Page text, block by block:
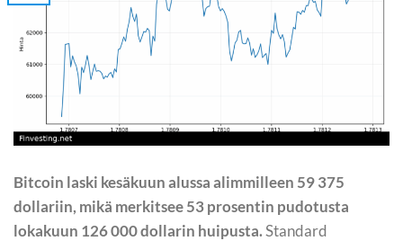
Bitcoin laski kesäkuun alussa alimmilleen 59 375
dollariin, mikä merkitsee 53 prosentin pudotusta
lokakuun 126 000 dollarin huipusta.Standard